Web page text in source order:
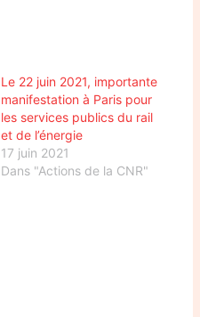
Le 22 juin 2021, importante
manifestation à Paris pour
les services publics du rail
et de l’énergie
17 juin 2021
Dans "Actions de la CNR"